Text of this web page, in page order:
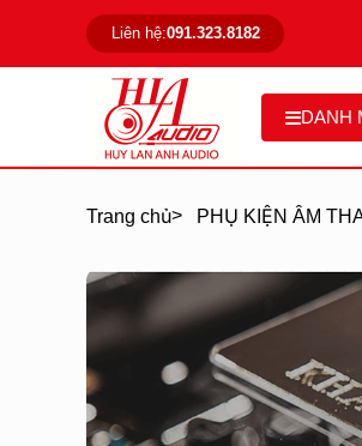
Liên hệ:091.323.8182
DANH
Trang chủ> PHỤ KIỆN ÂM